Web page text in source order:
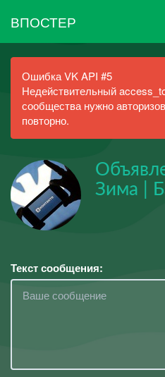
ВПОСТЕР
Ошибка VK API #5
Недействительный
сообщества нужно
повторно.
Зима |
Текст сообщения: